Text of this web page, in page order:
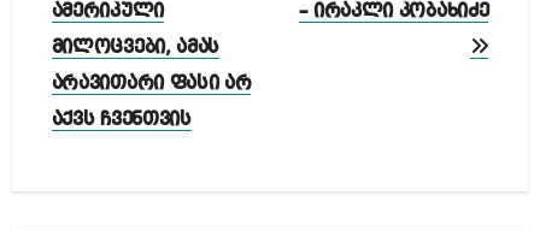
ამერიკული
მილოცვები, ამას
არავითარი ფასი არ
აქვს ჩვენთვის
– ირაკლი კობახიძე